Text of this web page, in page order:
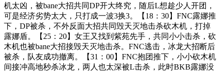
机太凶，被bane大招共同DP开大终究，随后L想趁少人开团，
可是经济劣势太大，只打成一波3换3。【18：30】FNC露娜推
下，DP被杀，不外反面大招共同毁天灭地击杀砍木机，打掉
露娜盾。【25：20】女王又找到紫苑先手，共同小小击杀，砍
木机也被bane大招接毁天灭地击杀。FNC逃击，冰龙大招断后
被杀，队友成功撤离。【31：00】FNC抱团推下，小小砍木机
间接冲高地秒杀冰龙，两人也太深被L击杀，此时BKB露娜没